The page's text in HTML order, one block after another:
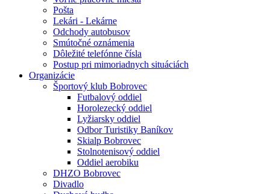
Pošta
Lekári - Lekárne
Odchody autobusov
Smútočné oznámenia
Dôležité telefónne čísla
Postup pri mimoriadnych situáciách
Organizácie
Športový klub Bobrovec
Futbalový oddiel
Horolezecký oddiel
Lyžiarsky oddiel
Odbor Turistiky Baníkov
Skialp Bobrovec
Stolnotenisový oddiel
Oddiel aerobiku
DHZO Bobrovec
Divadlo